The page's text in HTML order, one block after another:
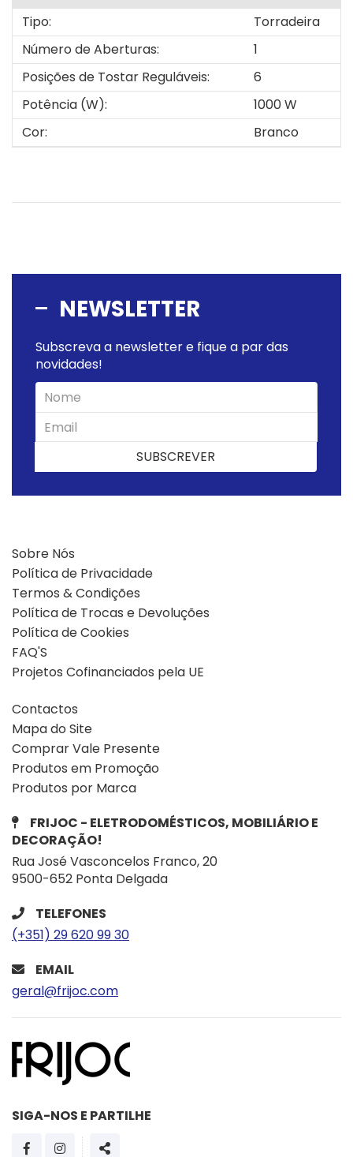
Tipo:
Torradeira
Número de Aberturas:
1
Posições de Tostar Reguláveis:
6
Potência (W):
1000 W
Cor:
Branco
NEWSLETTER
Subscreva a newsletter e fique a par das
novidades!
SUBSCREVERSUBSCREVER
Sobre Nós
Política de Privacidade
Termos & Condições
Política de Trocas e Devoluções
Política de Cookies
FAQ'S
Projetos Cofinanciados pela UE
Contactos
Mapa do Site
Comprar Vale Presente
Produtos em Promoção
Produtos por Marca
FRIJOC - ELETRODOMÉSTICOS, MOBILIÁRIO E
DECORAÇÃO!
Rua José Vasconcelos Franco, 20
9500-652 Ponta Delgada
TELEFONES
(+351) 29 620 99 30
EMAIL
geral@frijoc.com
SIGA-NOS E PARTILHE
PÁGINA DO FACEBOOK
PÁGINA DO INSTAGRAM